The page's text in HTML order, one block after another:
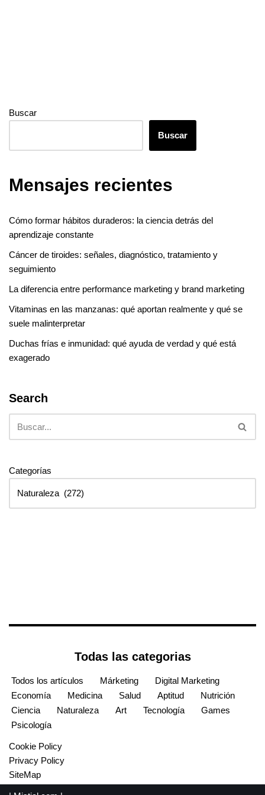
Buscar
Buscar
Mensajes recientes
Cómo formar hábitos duraderos: la ciencia detrás del
aprendizaje constante
Cáncer de tiroides: señales, diagnóstico, tratamiento y
seguimiento
La diferencia entre performance marketing y brand marketing
Vitaminas en las manzanas: qué aportan realmente y qué se
suele malinterpretar
Duchas frías e inmunidad: qué ayuda de verdad y qué está
exagerado
Search
Categorías
Todas las categorias
Todos los artículos Márketing
Digital Marketing
Economía
Medicina Salud Aptitud
Nutrición
Ciencia
Naturaleza Art Tecnología
Games
Psicología
Cookie Policy
Privacy Policy
SiteMap